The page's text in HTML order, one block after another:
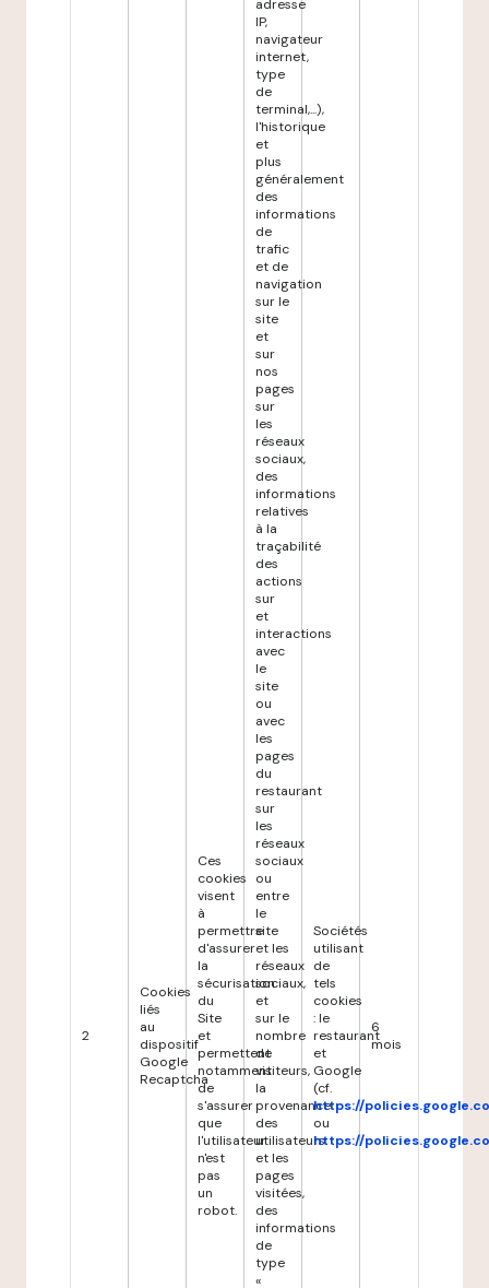
2
Cookies
liés
au
dispositif
Google
Recaptcha
Ces
cookies
visent
à
permettre
d'assurer
la
sécurisation
du
Site
et
permettent
notamment
de
s'assurer
que
l'utilisateur
n'est
pas
un
robot.
adresse
IP,
navigateur
internet,
type
de
terminal,...),
l'historique
et
plus
généralement
des
informations
de
trafic
et de
navigation
sur le
site
et
sur
nos
pages
sur
les
réseaux
sociaux,
des
informations
relatives
à la
traçabilité
des
actions
sur
et
interactions
avec
le
site
ou
avec
les
pages
du
restaurant
sur
les
réseaux
sociaux
ou
entre
le
site
et les
réseaux
sociaux,
et
sur le
nombre
de
visiteurs,
la
provenance
des
utilisateurs
et les
pages
visitées,
des
informations
de
type
«
Sociétés
utilisant
de
tels
cookies
: le
restaurant
et
Google
(cf.
https://
ou
https://
6
mois